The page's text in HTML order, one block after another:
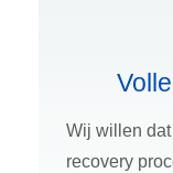
Wij willen
recovery